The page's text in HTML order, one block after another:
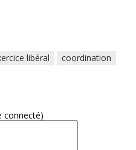
libéral coordination
connecté)